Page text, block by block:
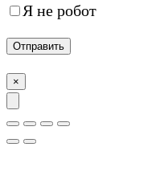
Я не робот
×